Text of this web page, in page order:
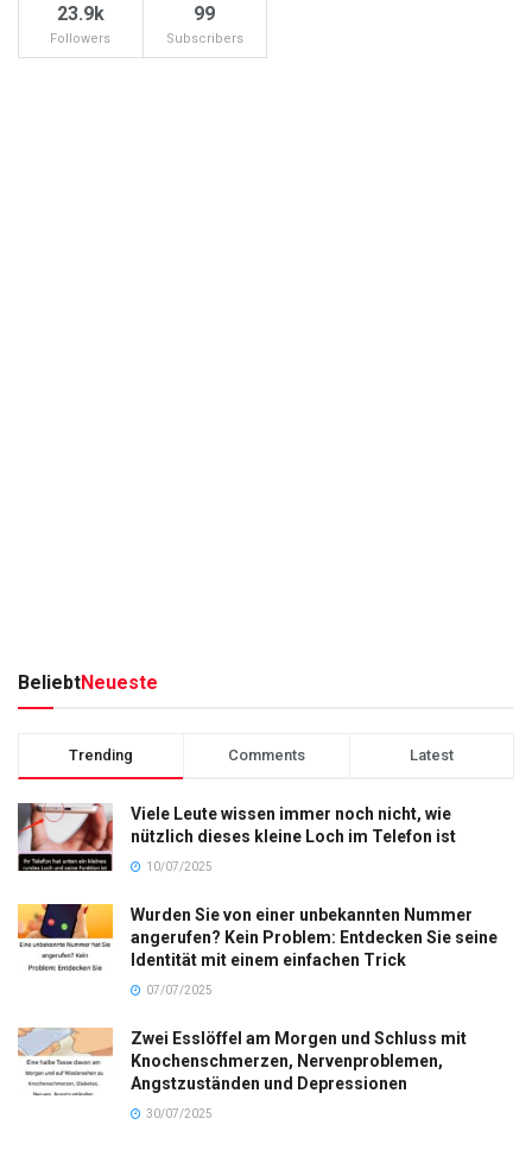
23.9k
Followers
99
Subscribers
BeliebtNeueste
Trending Comments Latest
Viele Leute wissen immer noch nicht, wie
nützlich dieses kleine Loch im Telefon ist
10/07/2025
Wurden Sie von einer unbekannten Nummer
angerufen? Kein Problem: Entdecken Sie seine
Identität mit einem einfachen Trick
07/07/2025
Zwei Esslöffel am Morgen und Schluss mit
Knochenschmerzen, Nervenproblemen,
Angstzuständen und Depressionen
30/07/2025